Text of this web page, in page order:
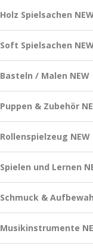
Holz Spielsachen
Soft Spielsachen
Basteln / Malen NEW
Puppen & Zubehör
Rollenspielzeug NEW
Spielen und Lernen
Schmuck &
Musikinstrumente